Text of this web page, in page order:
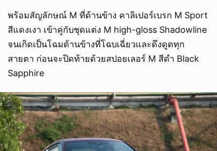
พร้อมสัญลักษณ์ M ที่ด้านข้าง คาลิเปอร์เบรก M Sport
สีแดงเงา เข้าคู่กับชุดแต่ง M high-gloss Shadowline
จนเกิดเป็นโฉมด้านข้างที่โฉบเฉี่ยวและดึงดูดทุก
สายตา ก่อนจะปิดท้ายด้วยสปอยเลอร์ M สีดำ Black
Sapphire